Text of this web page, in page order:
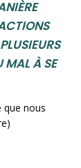
MAL À SE
que nous
)